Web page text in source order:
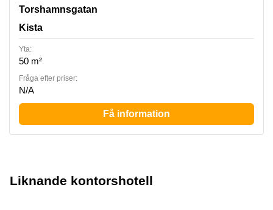
Torshamnsgatan 35, Kista
Torshamnsgatan
Kista
Yta:
50 m²
Fråga efter priser:
N/A
Få information
Liknande kontorshotell